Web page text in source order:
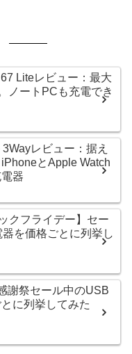
Liteレビュー：最大
ノートPCも充電でき
レビュー：据え
とApple Watch
器
クフライデー】セー
を価格ごとに列挙し
謝祭セール中のUSB
に列挙してみた